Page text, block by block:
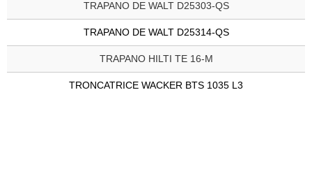
TRAPANO DE WALT D25303-QS
TRAPANO DE WALT D25314-QS
TRAPANO HILTI TE 16-M
TRONCATRICE WACKER BTS 1035 L3